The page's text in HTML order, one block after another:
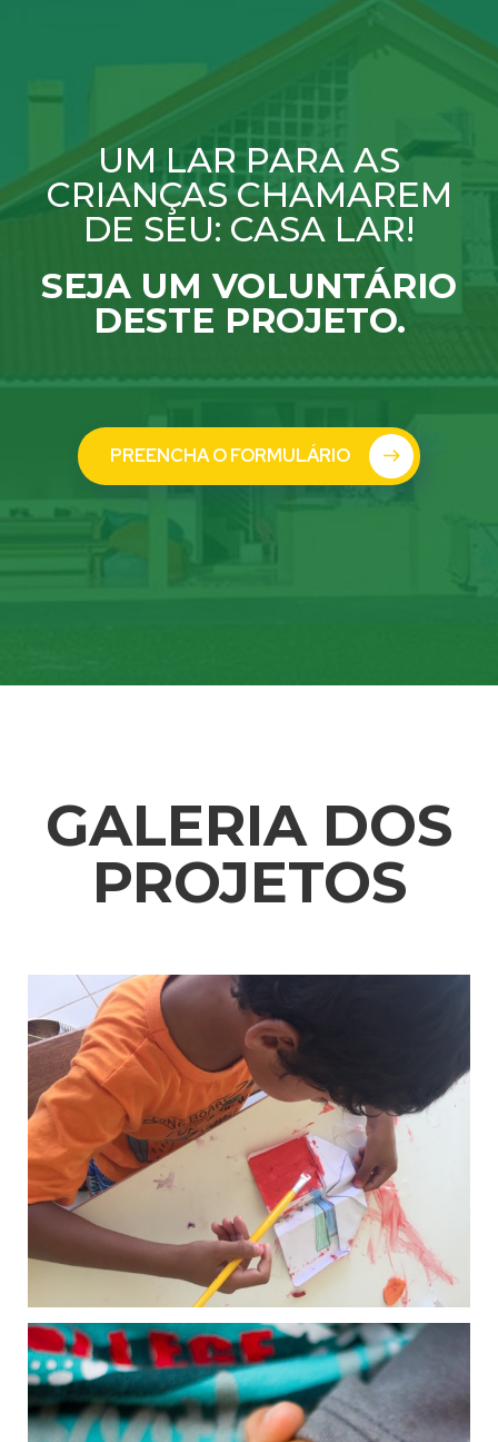
UM LAR PARA AS
CRIANÇAS CHAMAREM
DE SEU: CASA LAR!
SEJA UM VOLUNTÁRIO
DESTE PROJETO.
PREENCHA O FORMULÁRIO
GALERIA DOS
PROJETOS